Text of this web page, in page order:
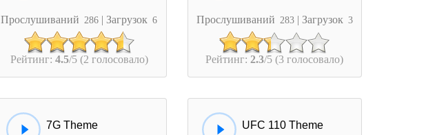
Прослушиваний 286 | Загрузок 6
Рейтинг: 4.5/5 (2 голосовало)
Прослушиваний 283 | Загрузок 3
Рейтинг: 2.3/5 (3 голосовало)
7G Theme UFC 110 Theme